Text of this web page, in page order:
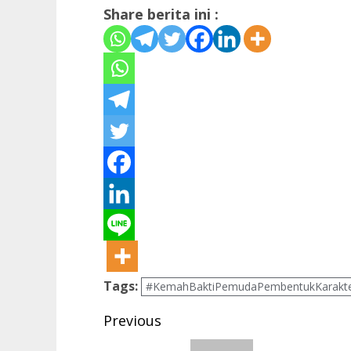
Share berita ini :
Tags:
Post
Previous